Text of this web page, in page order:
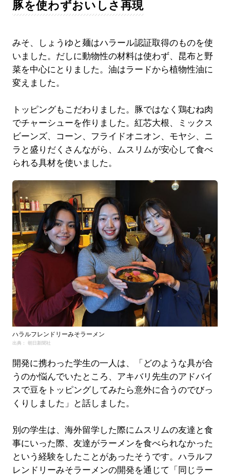
豚を使わずおいしさ再現
みそ、しょうゆと麺はハラール認証取得のものを使
いました。だしに動物性の材料は使わず、昆布と野
菜を中心にとりました。油はラードから植物性油に
変えました。
トッピングもこだわりました。豚ではなく鶏むね肉
でチャーシューを作りました。紅芯大根、ミックス
ビーンズ、コーン、フライドオニオン、モヤシ、ニ
ラと盛りだくさんながら、ムスリムが安心して食べ
られる具材を使いました。
ハラルフレンドリーみそラーメン
出典： 朝日新聞社
開発に携わった学生の一人は、「どのような具が合
うのか悩んでいたところ、アキバリ先生のアドバイ
スで豆をトッピングしてみたら意外に合うのでびっ
くりしました」と話しました。
別の学生は、海外留学した際にムスリムの友達と食
事にいった際、友達がラーメンを食べられなかった
という経験をしたことがあったそうです。ハラルフ
レンドリーみそラーメンの開発を通じて「同じラー